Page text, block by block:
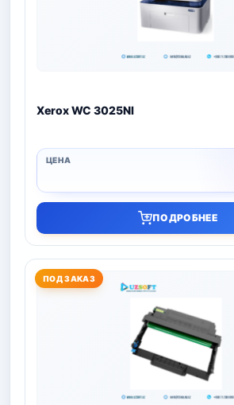
Xerox WC 3025NI
ПОДРОБНЕЕ
ПОД ЗАКАЗ